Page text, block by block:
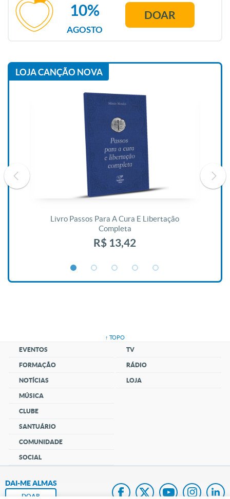
AGOSTO
10% DOAR
LOJA CANÇÃO NOVA
Livro Passos Para A Cura E Libertação
Completa
R$ 13,42
↑ TOPO
EVENTOS
FORMAÇÃO
NOTÍCIAS
MÚSICA
CLUBE
SANTUÁRIO
COMUNIDADE
SOCIAL
TV
RÁDIO
LOJA
DAI-ME ALMAS
DOAR